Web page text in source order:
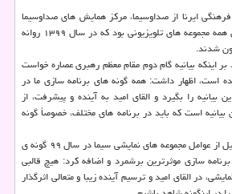
ایرنا از صداوسیما، مرکز همایش های صداوسیما
امروز میزبان دست اندرکاران همه مجموعه های تلویزیونی بود که در سال ۱۳۹۹ روانه
شدند.
بر اینکه بیانیه گام دوم مقام معظم رهبری عصاره خواست
است، اظهار داشت: همه گونه های برنامه سازی ما در
بیانیه را بگیرد و القای امید به آینده و پیشرفت، از
است که باید در برنامه های مختلف، خصوصاً گونه
رئیس صداوسیما در آیین تجلیل از عوامل مجموعه های نمایشی سیما در سال ۹۹ گونه ی
سازی موثرترین برشمرد و اضافه کرد: هیچ قالبی
در القای امید و ترسیم آینده زیبا و متعالی اثرگذار